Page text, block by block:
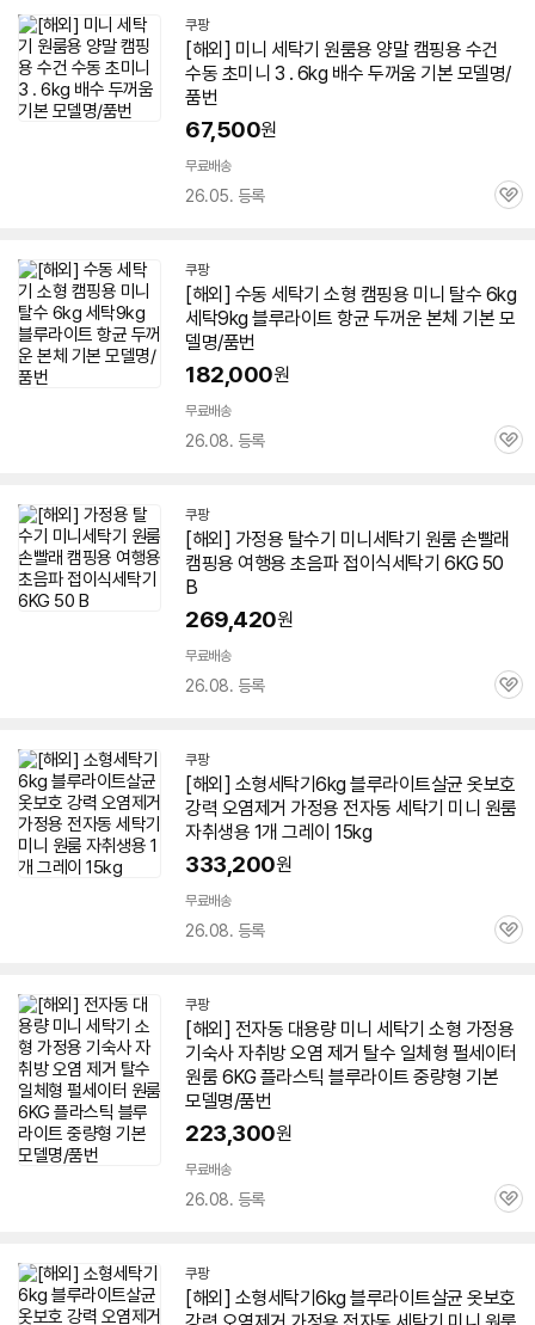
쿠팡
[해외] 미니 세탁기 원룸용 양말 캠핑용 수건
수동 초미니 3 . 6kg 배수 두꺼움 기본 모델명/
품번
67,500원
무료배송
26.05. 등록
관
쿠팡
[해외] 수동 세탁기 소형 캠핑용 미니 탈수 6kg
세탁9kg 블루라이트 항균 두꺼운 본체 기본 모
델명/품번
182,000원
무료배송
26.08. 등록
관
쿠팡
[해외] 가정용 탈수기 미니세탁기 원룸 손빨래
캠핑용 여행용 초음파 접이식세탁기 6KG 50
B
269,420원
무료배송
26.08. 등록
관
쿠팡
[해외] 소형세탁기6kg 블루라이트살균 옷보호
강력 오염제거 가정용 전자동 세탁기 미니 원룸
자취생용 1개 그레이 15kg
333,200원
무료배송
26.08. 등록
관
쿠팡
[해외] 전자동 대용량 미니 세탁기 소형 가정용
기숙사 자취방 오염 제거 탈수 일체형 펄세이터
원룸 6KG 플라스틱 블루라이트 중량형 기본
모델명/품번
223,300원
무료배송
26.08. 등록
관
쿠팡
[해외] 소형세탁기6kg 블루라이트살균 옷보호